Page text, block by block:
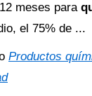
meses para
el 75% de ...
Productos